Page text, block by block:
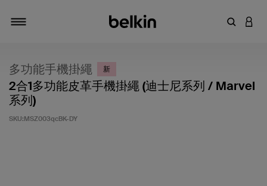
輸入關鍵
登入
多功能手機掛繩 新
2合1多功能皮革手機掛繩 (迪士尼系列 / Marvel
系列)
SKU:MSZ003qcBK-DY